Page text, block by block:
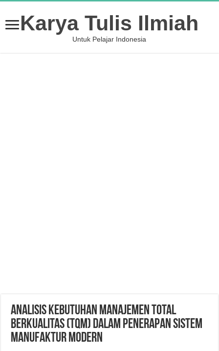
Karya Tulis Ilmiah
Untuk Pelajar Indonesia
Analisis Kebutuhan Manajemen Total
Berkualitas (TQM) dalam Penerapan Sistem
Manufaktur Modern